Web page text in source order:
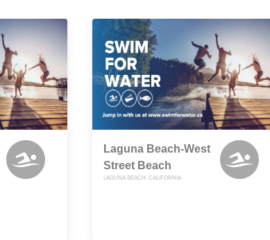
Laguna Beach-West
Street Beach
LAGUNA BEACH, CALIFORNIA